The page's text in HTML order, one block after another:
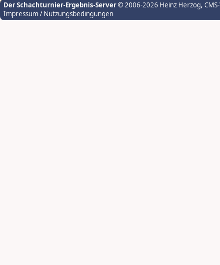
Der Schachturnier-Ergebnis-Server© 2006-2026 Heinz Herzog,
Impressum / Nutzungsbedingungen